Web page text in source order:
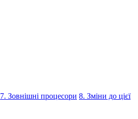
7. Зовнішні процесори 8. Зміни до цієї